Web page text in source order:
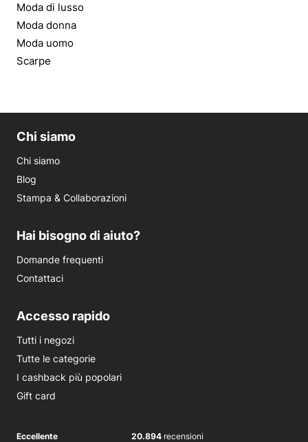
Moda di lusso
Moda donna
Moda uomo
Scarpe
Chi siamo
Chi siamo
Blog
Stampa & Collaborazioni
Hai bisogno di aiuto?
Domande frequenti
Contattaci
Accesso rapido
Tutti i negozi
Tutte le categorie
I cashback più popolari
Gift card
Eccellente 20.894 recensioni